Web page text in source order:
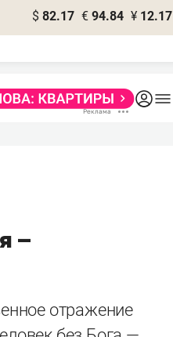
$ 82.17 € 94.84 ¥ 12.17
–
отражение